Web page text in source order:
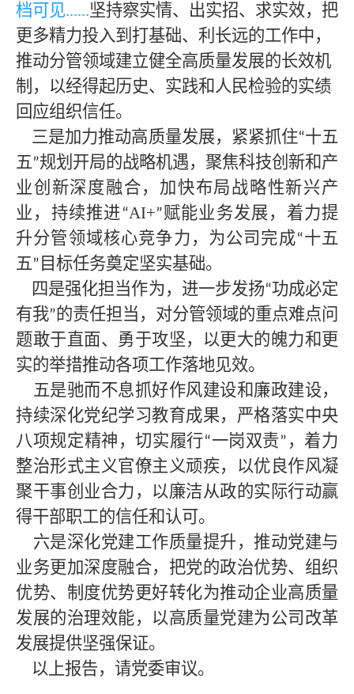
档可见......坚持察实情、出实招、求实效，把
更多精力投入到打基础、利长远的工作中，
推动分管领域建立健全高质量发展的长效机
制，以经得起历史、实践和人民检验的实绩
回应组织信任。
三是加力推动高质量发展，紧紧抓住“十五
五”规划开局的战略机遇，聚焦科技创新和产
业创新深度融合，加快布局战略性新兴产
业，持续推进“AI+”赋能业务发展，着力提
升分管领域核心竞争力，为公司完成“十五
五” 目标任务奠定坚实基础。
四是强化担当作为，进一步发扬“功成必定
有我”的责任担当，对分管领域的重点难点问
题敢于直面、勇于攻坚，以更大的魄力和更
实的举措推动各项工作落地见效。
五是驰而不息抓好作风建设和廉政建设，
持续深化党纪学习教育成果，严格落实中央
八项规定精神，切实履行“一岗双责” ，着力
整治形式主义官僚主义顽疾，以优良作风凝
聚干事创业合力，以廉洁从政的实际行动赢
得干部职工的信任和认可。
六是深化党建工作质量提升，推动党建与
业务更加深度融合，把党的政治优势、组织
优势、制度优势更好转化为推动企业高质量
发展的治理效能，以高质量党建为公司改革
发展提供坚强保证。
以上报告，请党委审议。